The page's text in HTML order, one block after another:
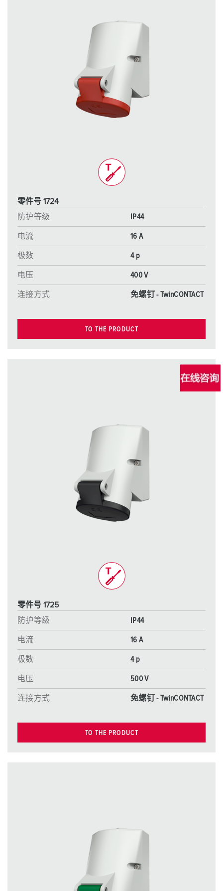
零件号 1724
防护等级
IP44
电流 16 A
极数 4 p
电压 400 V
连接方式 免螺钉 - TwinCONTACT
TO THE PRODUCT
零件号 1725
防护等级
IP44
电流 16 A
极数 4 p
电压 500 V
连接方式 免螺钉 - TwinCONTACT
TO THE PRODUCT